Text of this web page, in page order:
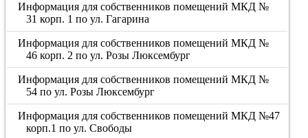
Информация для собственников помещений МКД №
31 корп. 1 по ул. Гагарина
Информация для собственников помещений МКД №
46 корп. 2 по ул. Розы Люксембург
Информация для собственников помещений МКД №
54 по ул. Розы Люксембург
Информация для собственников помещений МКД №47
корп.1 по ул. Свободы